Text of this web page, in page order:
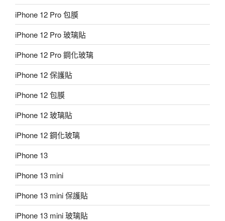
iPhone 12 Pro 包膜
iPhone 12 Pro 玻璃貼
iPhone 12 Pro 鋼化玻璃
iPhone 12 保護貼
iPhone 12 包膜
iPhone 12 玻璃貼
iPhone 12 鋼化玻璃
iPhone 13
iPhone 13 mini
iPhone 13 mini 保護貼
iPhone 13 mini 玻璃貼